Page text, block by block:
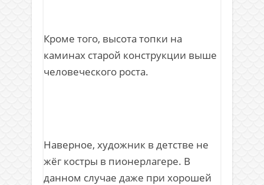
Кроме того, высота топки на
каминах старой конструкции выше
человеческого роста.
Наверное, художник в детстве не
жёг костры в пионерлагере. В
данном случае даже при хорошей